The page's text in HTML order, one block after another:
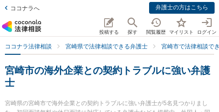
ココナラへ 弁護士の方はこちら
投稿する 探す 閲覧履歴 マイリスト ログイン
ココナラ法律相談 宮崎県で法律相談できる弁護士 宮崎市で法律相談で
宮崎市の海外企業との契約トラブルに強い弁護
士
宮崎県の宮崎市で海外企業との契約トラブルに強い弁護士が5名見つかりまし